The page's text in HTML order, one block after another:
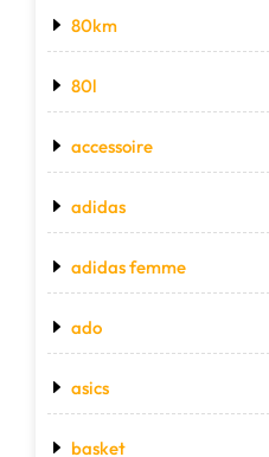
80km
80l
accessoire
adidas
adidas femme
ado
asics
basket